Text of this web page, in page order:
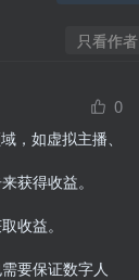
只看作者
0
，如虚拟主播、
获得收益。
收益。
要保证数字人